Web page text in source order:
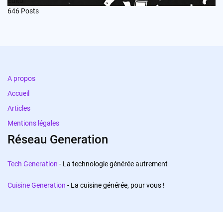
646 Posts
A propos
Accueil
Articles
Mentions légales
Réseau Generation
Tech Generation - La technologie générée autrement
Cuisine Generation - La cuisine générée, pour vous !